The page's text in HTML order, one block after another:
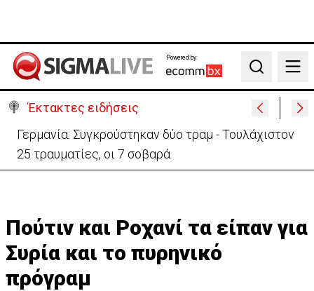
Powered by:
Search
Έκτακτες ειδήσεις
Γερμανία: Συγκρούστηκαν δύο τραμ - Τουλάχιστον
25 τραυματίες, οι 7 σοβαρά
Πούτιν και Ροχανί τα είπαν για
Συρία και το πυρηνικό
πρόγραμ